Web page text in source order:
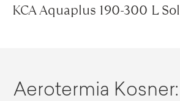
KCA Aquaplus 190-300 L
Aerotermia